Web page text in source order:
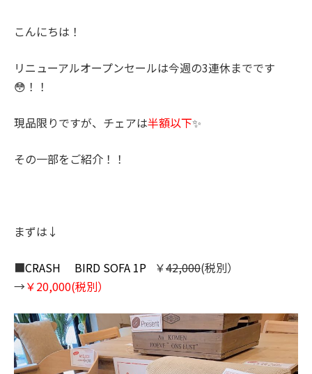
こんにちは！
リニューアルオープンセールは今週の3連休までです
😳！！
現品限りですが、チェアは半額以下✨
その一部をご紹介！！
まずは↓
■CRASH BIRD SOFA 1P ￥42,000(税別）
→￥20,000(税別）